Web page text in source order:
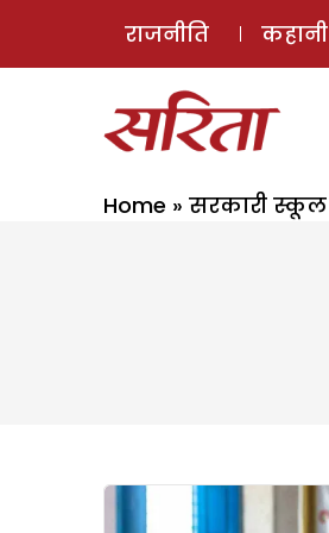
राजनीति कहानी
Home » सरकारी स्कूल